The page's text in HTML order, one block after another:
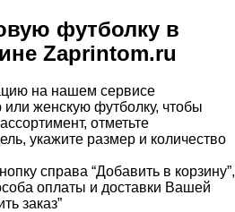
футболку в
Zaprintom.ru
на нашем сервисе
женскую футболку, чтобы
отметьте
укажите размер и количество
справа “Добавить в корзину”,
оплаты и доставки Вашей
заказ”